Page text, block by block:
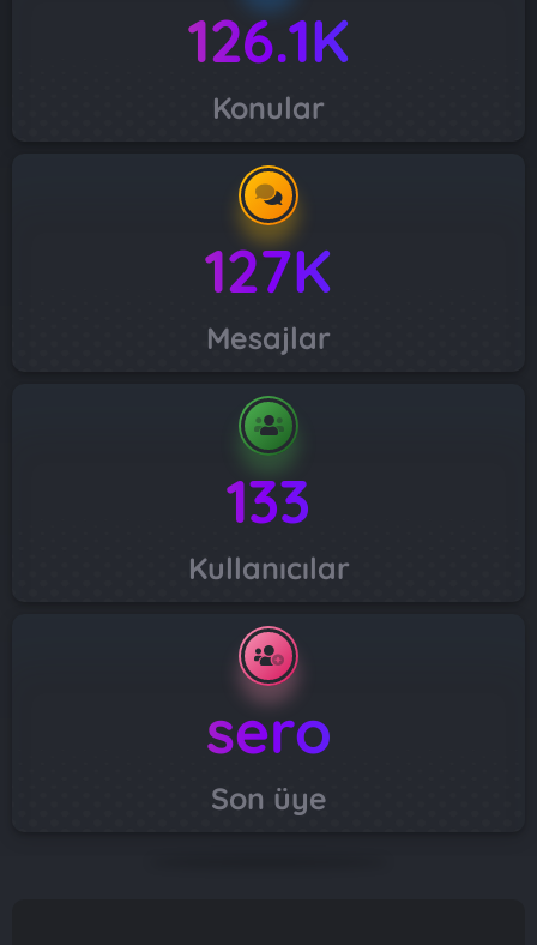
126.1K
Konular
127K
Mesajlar
133
Kullanıcılar
sero
Son üye